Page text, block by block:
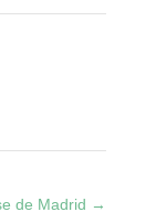
de Madrid →